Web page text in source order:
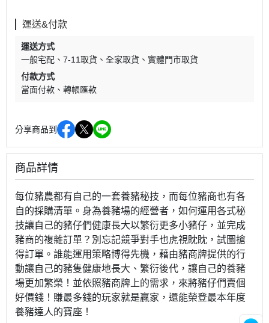
運送&付款
運送方式
一般宅配
7-11取貨 全家取貨
實體門市取貨
付款方式
當面付款
轉帳匯款
分享商品到
商品詳情
每位豬農都有自己的一套養豬秘技，而每位豬商也有各
自的採購清單。身為養豬場的經營者，如何運用各式秘
技讓自己的豬仔們健康長大以繁衍更多小豬仔，並完成
豬商的複雜訂單？別忘記競爭對手也虎視眈眈，試圖搶
得訂單。誰能運用策略博得先機，藉由豬商牌提供的行
動讓自己的豬隻健康地長大、繁衍後代，讓自己的養豬
場更加繁榮！並依照豬商牌上的需求，來將豬仔們賣個
好價錢！賺最多錢的玩家就是贏家，還能榮登最本年度
養豬達人的寶座！